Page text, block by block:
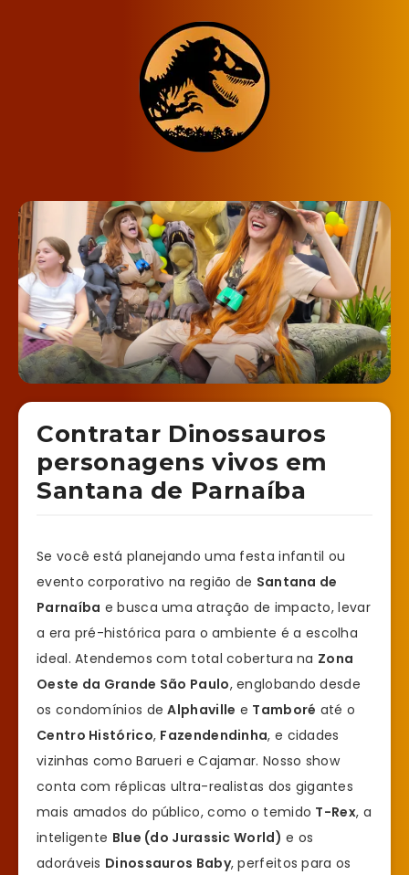
Contratar Dinossauros
personagens vivos em
Santana de Parnaíba
Se você está planejando uma festa infantil ou
evento corporativo na região de Santana de
Parnaíba e busca uma atração de impacto, levar
a era pré-histórica para o ambiente é a escolha
ideal. Atendemos com total cobertura na Zona
Oeste da Grande São Paulo, englobando desde
os condomínios deAlphaville e Tamboré até o
Centro Histórico, Fazendendinha, e cidades
vizinhas como Barueri e Cajamar. Nosso show
conta com réplicas ultra-realistas dos gigantes
mais amados do público, como o temido T-Rex, a
inteligente Blue (do Jurassic World) e os
adoráveis Dinossauros Baby, perfeitos para os